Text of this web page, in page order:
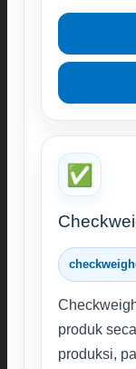
✅
produk
produksi,